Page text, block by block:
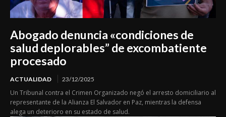
Abogado denuncia «condiciones de
salud deplorables” de excombatiente
procesado
ACTUALIDAD 23/12/2025
Un Tribunal contra el Crimen Organizado negó el arresto domiciliario al
representante de la Alianza El Salvador en Paz, mientras la defensa
alega un deterioro en su estado de salud.